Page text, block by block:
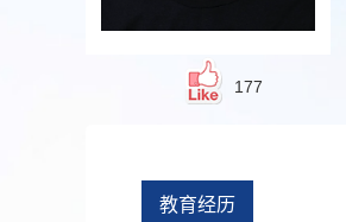
177
教育经历